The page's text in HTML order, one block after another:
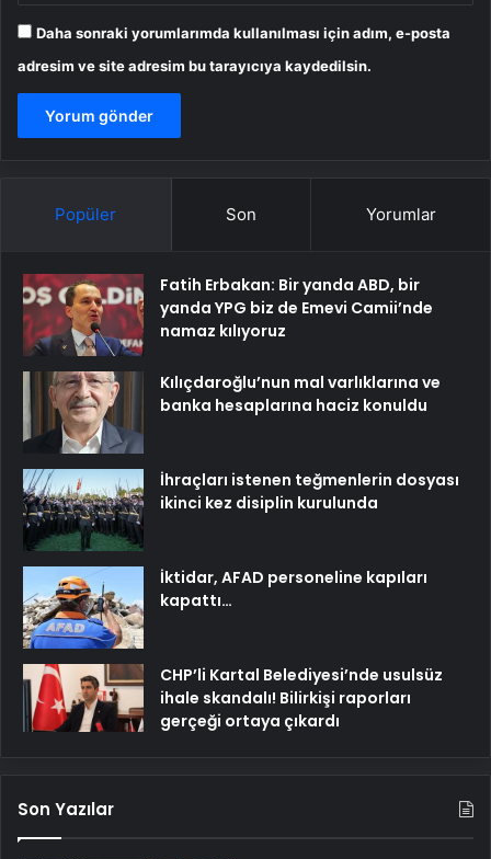
Daha sonraki yorumlarımda kullanılması için adım, e-posta
adresim ve site adresim bu tarayıcıya kaydedilsin.
Popüler Son Yorumlar
Fatih Erbakan: Bir yanda ABD, bir
yanda YPG biz de Emevi Camii’nde
namaz kılıyoruz
Kılıçdaroğlu’nun mal varlıklarına ve
banka hesaplarına haciz konuldu
İhraçları istenen teğmenlerin dosyası
ikinci kez disiplin kurulunda
İktidar, AFAD personeline kapıları
kapattı…
CHP’li Kartal Belediyesi’nde usulsüz
ihale skandalı! Bilirkişi raporları
gerçeği ortaya çıkardı
Son Yazılar